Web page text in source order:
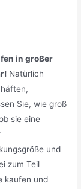
in großer
Natürlich
Sie, wie groß
sie eine
und
zum Teil
kaufen und